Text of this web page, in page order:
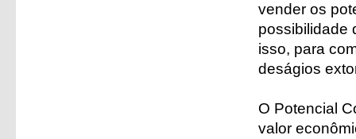
vender os
possibilidade
isso, para
deságios
O Potencial
valor